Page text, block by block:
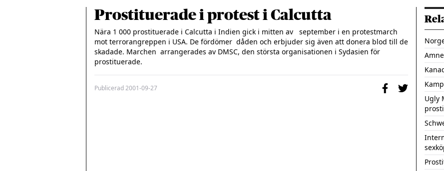
Prostituerade i protest i Calcutta
Nära 1 000 prostituerade i Calcutta i Indien gick i mitten av   september i en protestmarch
mot terrorangreppen i USA. De fördömer  dåden och erbjuder sig även att donera blod till de
skadade. Marchen  arrangerades av DMSC, den största organisationen i Sydasien för
Publicerad2001-09-27
Ugly